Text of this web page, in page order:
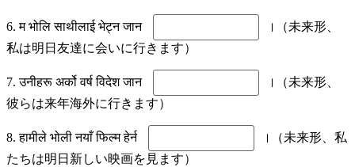
6. म भोलि साथीलाई भेट्न जान
।（未来形、
私は明日友達に会いに行きます）
7. उनीहरू अर्को वर्ष विदेश जान
।（未来形、
彼らは来年海外に行きます）
8. हामीले भोली नयाँ फिल्म हेर्न
।（未来形、私
たちは明日新しい映画を見ます）